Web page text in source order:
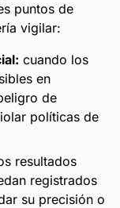
puntos de
vigilar:
cuando los
en
de
políticas de
resultados
registrados
su precisión o